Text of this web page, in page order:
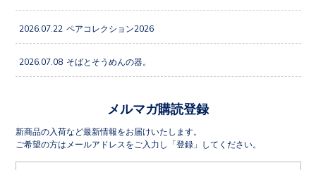
2026.07.22 ペアコレクション2026
2026.07.08 そばとそうめんの器。
メルマガ購読登録
新商品の入荷など最新情報をお届けいたします。
ご希望の方はメールアドレスをご入力し「登録」してください。